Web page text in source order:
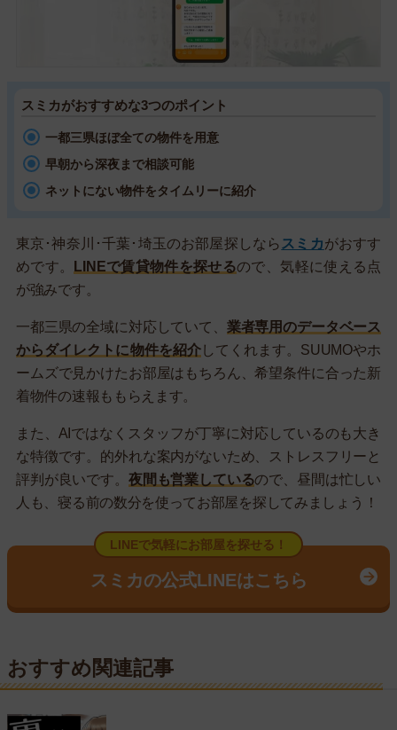
スミカがおすすめな3つのポイント
一都三県ほぼ全ての物件を用意
早朝から深夜まで相談可能
ネットにない物件をタイムリーに紹介
東京･神奈川･千葉･埼玉のお部屋探しならスミカがおすす
めです。
LINEで賃貸物件を探せるので、気軽に使える点
が強みです。
一都三県の全域に対応していて、 業者専用のデータベース
からダイレクトに物件を紹介してくれます。SUUMOやホ
ームズで見かけたお部屋はもちろん、希望条件に合った新
着物件の速報ももらえます。
また、AIではなくスタッフが丁寧に対応しているのも大き
な特徴です。的外れな案内がないため、ストレスフリーと
評判が良いです。 夜間も営業しているので、昼間は忙しい
人も、寝る前の数分を使ってお部屋を探してみましょう！
LINEで気軽にお部屋を探せる！
スミカの公式LINEはこちら
おすすめ関連記事